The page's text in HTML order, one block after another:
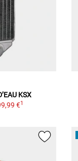
KSX
€1